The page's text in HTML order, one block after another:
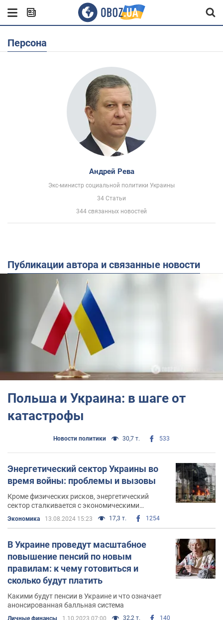
Персона
Андрей Рева
Экс-министр социальной политики Украины
34 Статьи
344 связанных новостей
Публикации автора и связанные новости
Польша и Украина: в шаге от
катастрофы
Новости политики 30,7 т. 533
Энергетический сектор Украины во
время войны: проблемы и вызовы
Кроме физических рисков, энергетический
сектор сталкивается с экономическими
Экономика 13.08.2024 15:23 17,3 т. 1254
В Украине проведут масштабное
повышение пенсий по новым
правилам: к чему готовиться и
сколько будут платить
Какими будут пенсии в Украине и что означает
анонсированная балльная система
Личные финансы 1.10.2023 07:00 32,2 т. 140